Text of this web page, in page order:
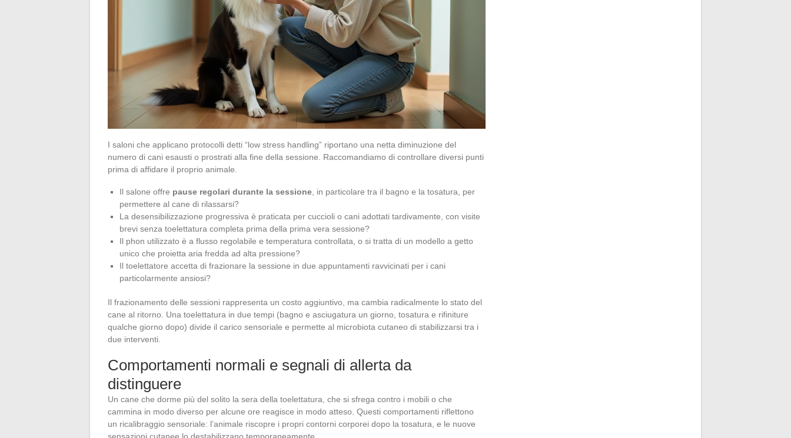
I saloni che applicano protocolli detti “low stress handling” riportano una netta diminuzione del
numero di cani esausti o prostrati alla fine della sessione. Raccomandiamo di controllare diversi punti
prima di affidare il proprio animale.
Il salone offre pause regolari durante la sessione , in particolare tra il bagno e la tosatura, per
permettere al cane di rilassarsi?
La desensibilizzazione progressiva è praticata per cuccioli o cani adottati tardivamente, con visite
brevi senza toelettatura completa prima della prima vera sessione?
Il phon utilizzato è a flusso regolabile e temperatura controllata, o si tratta di un modello a getto
unico che proietta aria fredda ad alta pressione?
Il toelettatore accetta di frazionare la sessione in due appuntamenti ravvicinati per i cani
particolarmente ansiosi?
Il frazionamento delle sessioni rappresenta un costo aggiuntivo, ma cambia radicalmente lo stato del
cane al ritorno. Una toelettatura in due tempi (bagno e asciugatura un giorno, tosatura e rifiniture
qualche giorno dopo) divide il carico sensoriale e permette al microbiota cutaneo di stabilizzarsi tra i
due interventi.
Comportamenti normali e segnali di allerta da
distinguere
Un cane che dorme più del solito la sera della toelettatura, che si sfrega contro i mobili o che
cammina in modo diverso per alcune ore reagisce in modo atteso. Questi comportamenti riflettono
un ricalibraggio sensoriale: l’animale riscopre i propri contorni corporei dopo la tosatura, e le nuove